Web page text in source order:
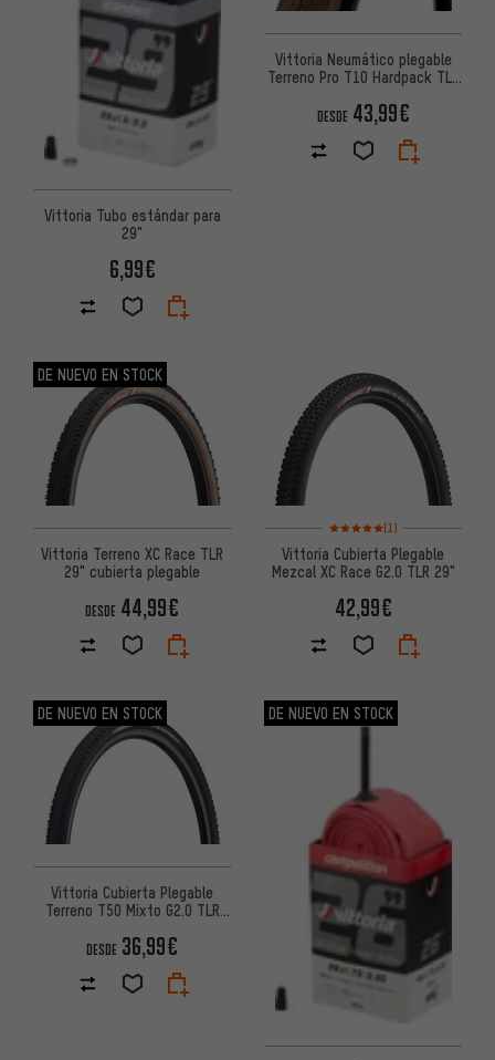
Vittoria Tubo estándar para
29"
6,99€
Vittoria Neumático plegable
Terreno Pro T10 Hardpack TLR
DESDE 43,99€
DE NUEVO EN STOCK
Vittoria Terreno XC Race TLR
29" cubierta plegable
DESDE 44,99€
Valoración media: 5 de 5
(1)
Vittoria Cubierta Plegable
Mezcal XC Race G2.0 TLR 29"
42,99€
DE NUEVO EN STOCK
Vittoria Cubierta Plegable
Terreno T50 Mixto G2.0 TLR
DESDE 36,99€
DE NUEVO EN STOCK